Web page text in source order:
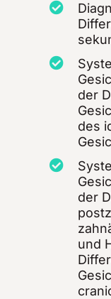
der
des
der
und